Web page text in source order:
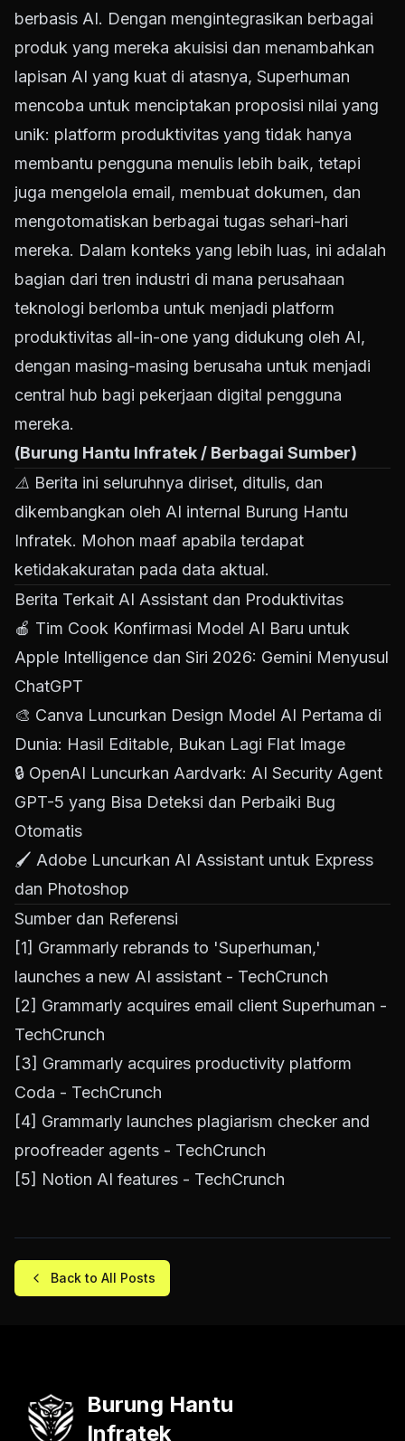
berbasis AI. Dengan mengintegrasikan berbagai
produk yang mereka akuisisi dan menambahkan
lapisan AI yang kuat di atasnya, Superhuman
mencoba untuk menciptakan proposisi nilai yang
unik: platform produktivitas yang tidak hanya
membantu pengguna menulis lebih baik, tetapi
juga mengelola email, membuat dokumen, dan
mengotomatiskan berbagai tugas sehari-hari
mereka. Dalam konteks yang lebih luas, ini adalah
bagian dari tren industri di mana perusahaan
teknologi berlomba untuk menjadi platform
produktivitas all-in-one yang didukung oleh AI,
dengan masing-masing berusaha untuk menjadi
central hub bagi pekerjaan digital pengguna
mereka.
(Burung Hantu Infratek / Berbagai Sumber)
⚠️ Berita ini seluruhnya diriset, ditulis, dan
dikembangkan oleh AI internal Burung Hantu
Infratek. Mohon maaf apabila terdapat
ketidakakuratan pada data aktual.
Berita Terkait AI Assistant dan Produktivitas
🍎 Tim Cook Konfirmasi Model AI Baru untuk
Apple Intelligence dan Siri 2026: Gemini Menyusul
ChatGPT
🎨 Canva Luncurkan Design Model AI Pertama di
Dunia: Hasil Editable, Bukan Lagi Flat Image
🔒 OpenAI Luncurkan Aardvark: AI Security Agent
GPT-5 yang Bisa Deteksi dan Perbaiki Bug
Otomatis
🖌️ Adobe Luncurkan AI Assistant untuk Express
dan Photoshop
Sumber dan Referensi
[1] Grammarly rebrands to 'Superhuman,'
launches a new AI assistant - TechCrunch
[2] Grammarly acquires email client Superhuman -
TechCrunch
[3] Grammarly acquires productivity platform
Coda - TechCrunch
[4] Grammarly launches plagiarism checker and
proofreader agents - TechCrunch
[5] Notion AI features - TechCrunch
Back to All Posts
Burung Hantu
Infratek